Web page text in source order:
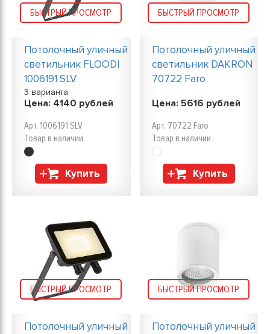
БЫСТРЫЙ ПРОСМОТР
Потолочный уличный
светильник FLOODI
1006191 SLV
3 варианта
Цена: 4140 рублей
Арт. 1006191 SLV
Товар в наличии
Купить
БЫСТРЫЙ ПРОСМОТР
Потолочный уличный
светильник DAKRON
70722 Faro
Цена: 5616 рублей
Арт. 70722 Faro
Товар в наличии
Купить
БЫСТРЫЙ ПРОСМОТР
Потолочный уличный
БЫСТРЫЙ ПРОСМОТР
Потолочный уличный